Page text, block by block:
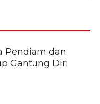
Pendiam dan
Gantung Diri